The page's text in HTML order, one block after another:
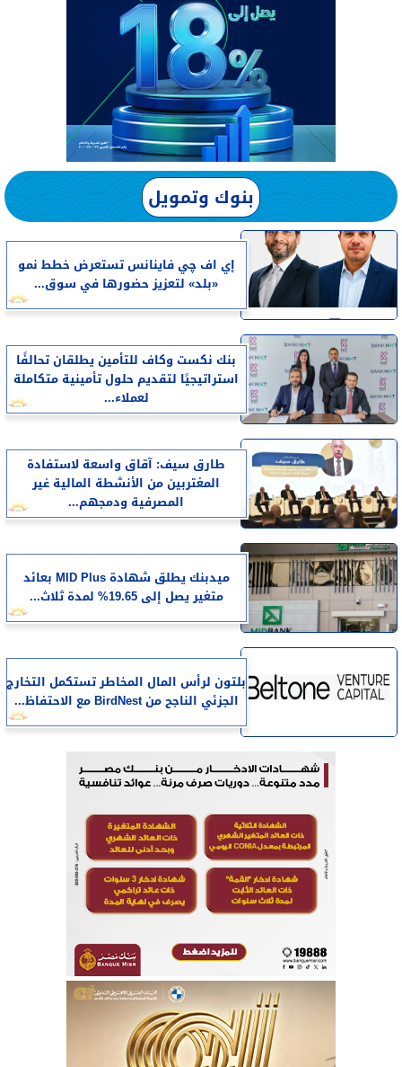
بنوك وتمويل
إي اف چي فاينانس تستعرض خطط نمو
«بلد» لتعزيز حضورها في سوق...
بنك نكست وكاف للتأمين يطلقان تحالفًا
استراتيجيًا لتقديم حلول تأمينية متكاملة
لعملاء...
طارق سيف: آقاق واسعة لاستفادة
المغتربين من الأنشطة المالية غير
المصرفية ودمجهم...
ميدبنك يطلق شهادة MID Plus بعائد
متغير يصل إلى 19.65% لمدة ثلاث...
بلتون لرأس المال المخاطر تستكمل التخارج
الجزئي الناجح من BirdNest مع الاحتفاظ...